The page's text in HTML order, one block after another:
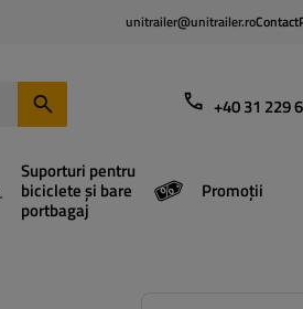
unitrailer@unitrailer.roContact
+40 31 229
Suporturi pentru
biciclete și bare
portbagaj
Promoții